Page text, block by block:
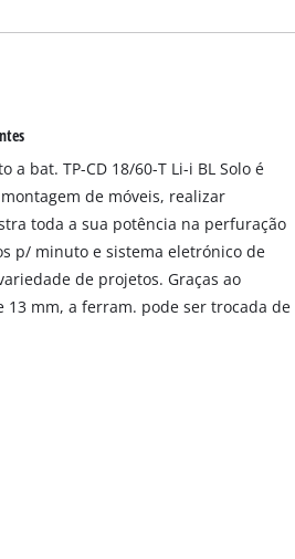
bat. TP-CD 18/60-T Li-i BL Solo é
de móveis, realizar
toda a sua potência na perfuração
p/ minuto e sistema eletrónico de
de projetos. Graças ao
mm, a ferram. pode ser trocada de